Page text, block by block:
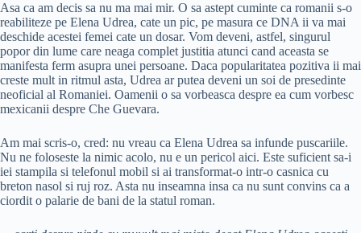
Asa ca am decis sa nu ma mai mir. O sa astept cuminte ca romanii s-o
reabiliteze pe Elena Udrea, cate un pic, pe masura ce DNA ii va mai
deschide acestei femei cate un dosar. Vom deveni, astfel, singurul
popor din lume care neaga complet justitia atunci cand aceasta se
manifesta ferm asupra unei persoane. Daca popularitatea pozitiva ii mai
creste mult in ritmul asta, Udrea ar putea deveni un soi de presedinte
neoficial al Romaniei. Oamenii o sa vorbeasca despre ea cum vorbesc
mexicanii despre Che Guevara.
Am mai scris-o, cred: nu vreau ca Elena Udrea sa infunde puscariile.
Nu ne foloseste la nimic acolo, nu e un pericol aici. Este suficient sa-i
iei stampila si telefonul mobil si ai transformat-o intr-o casnica cu
breton nasol si ruj roz. Asta nu inseamna insa ca nu sunt convins ca a
ciordit o palarie de bani de la statul roman.